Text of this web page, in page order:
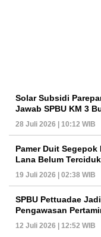
Solar Subsidi
Jawab SPBU KM 3
28 Juli 2026 | 10:12 WIB
Pamer Duit
Lana Belum Terciduk
19 Juli 2026 | 02:38 WIB
SPBU Pettuadae
Pengawasan
12 Juli 2026 | 12:52 WIB